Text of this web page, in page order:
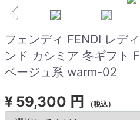
フェンディ FENDI レデ
ンド カシミア 冬ギフト
ベージュ系 warm-02
¥ 59,300 円 （税込）